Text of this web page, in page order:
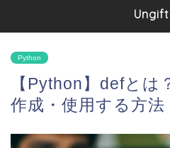
Python
【Python】defとは
作成・使用する方法